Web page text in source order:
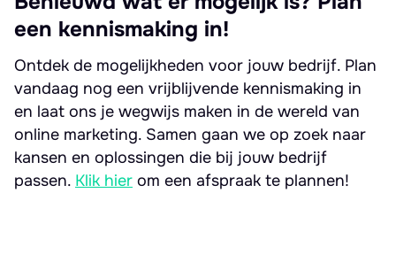
een kennismaking in!
Ontdek de mogelijkheden voor jouw bedrijf. Plan
vandaag nog een vrijblijvende kennismaking in
en laat ons je wegwijs maken in de wereld van
online marketing. Samen gaan we op zoek naar
kansen en oplossingen die bij jouw bedrijf
passen. Klik hier om een afspraak te plannen!